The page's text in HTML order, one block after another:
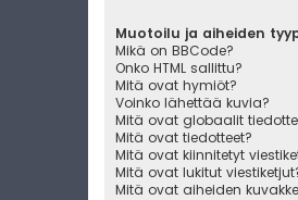
Muotoilu ja aiheiden
Mikä on BBCode?
Onko HTML sallittu?
Mitä ovat hymiöt?
Voinko lähettää kuvia?
Mitä ovat globaalit
Mitä ovat tiedotteet?
Mitä ovat kiinnitetyt
Mitä ovat lukitut
Mitä ovat aiheiden